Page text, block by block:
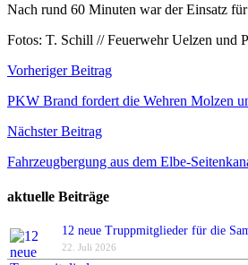
Nach rund 60 Minuten war der Einsatz
Fotos: T. Schill // Feuerwehr Uelzen und
Beitragsnavigation
Vorheriger Beitrag
PKW Brand fordert die Wehren Molzen
Nächster Beitrag
Fahrzeugbergung aus dem Elbe-
aktuelle Beiträge
12 neue Truppmitglieder für die
22. Juli 2026